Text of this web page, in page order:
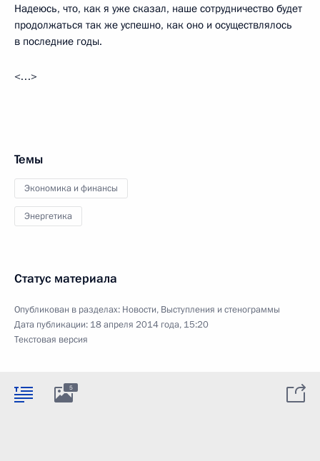
Надеюсь, что, как я уже сказал, наше сотрудничество будет
продолжаться так же успешно, как оно и осуществлялось
в последние годы.
<…>
Темы
Экономика и финансы
Энергетика
Статус материала
Опубликован в разделах: Новости, Выступления и стенограммы
Дата публикации: 18 апреля 2014 года, 15:20
Текстовая версия
5